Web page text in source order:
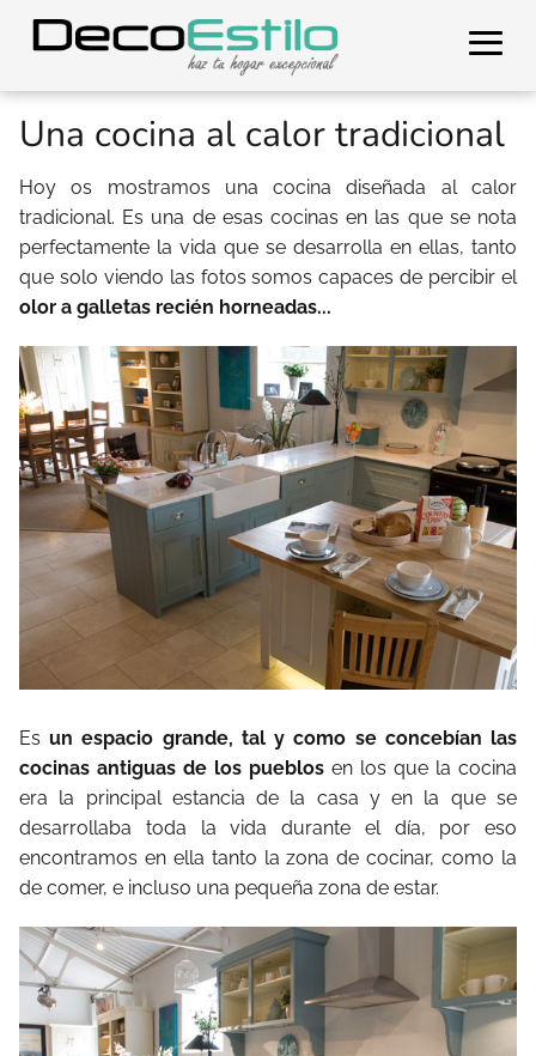
Una cocina al calor tradicional
Hoy os mostramos una cocina diseñada al calor
tradicional. Es una de esas cocinas en las que se nota
perfectamente la vida que se desarrolla en ellas, tanto
que solo viendo las fotos somos capaces de percibir el
olor a galletas recién horneadas...
Esun espacio grande, tal y como se concebían las
cocinas antiguas de los pueblos en los que la cocina
era la principal estancia de la casa y en la que se
desarrollaba toda la vida durante el día, por eso
encontramos en ella tanto la zona de cocinar, como la
de comer, e incluso una pequeña zona de estar.